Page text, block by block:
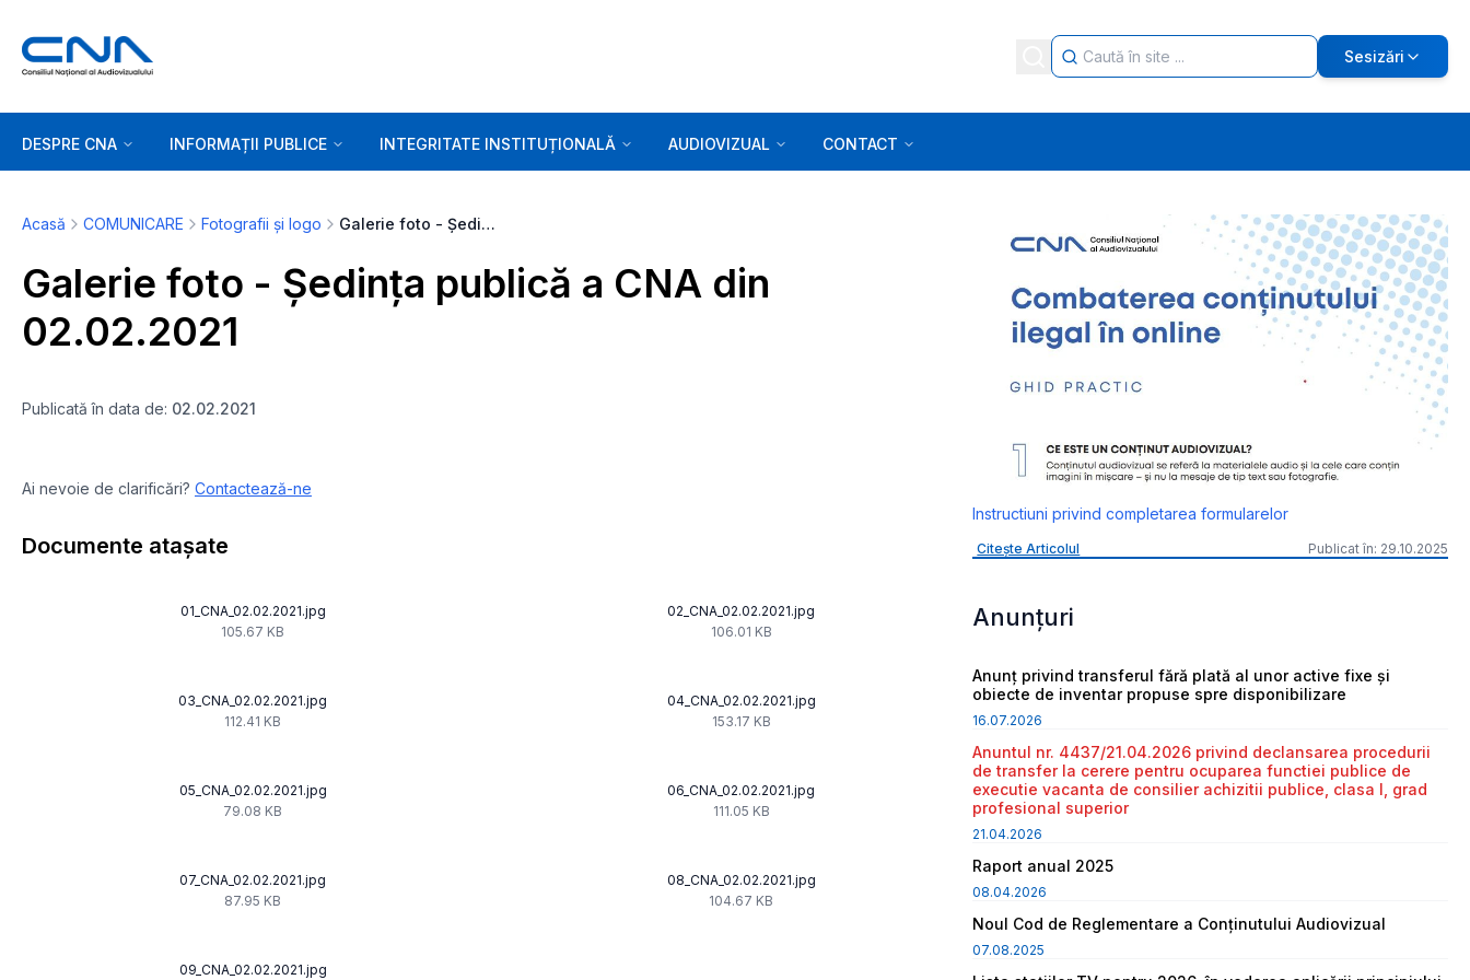
Sesizări
DESPRE CNA INFORMAȚII PUBLICE INTEGRITATE INSTITUȚIONALĂ AUDIOVIZUAL CONTACT
Acasă COMUNICARE Fotografii și logo Galerie foto - Ședința publică a CNA din 02.02.2021
Galerie foto - Ședința publică a CNA din
02.02.2021
Publicată în data de: 02.02.2021
Ai nevoie de clarificări? Contactează-ne
Documente atașate
01_CNA_02.02.2021.jpg
105.67 KB
02_CNA_02.02.2021.jpg
106.01 KB
03_CNA_02.02.2021.jpg
112.41 KB
04_CNA_02.02.2021.jpg
153.17 KB
05_CNA_02.02.2021.jpg
79.08 KB
06_CNA_02.02.2021.jpg
111.05 KB
07_CNA_02.02.2021.jpg
87.95 KB
08_CNA_02.02.2021.jpg
104.67 KB
09_CNA_02.02.2021.jpg
Instructiuni privind completarea formularelor
Citește Articolul Publicat în: 29.10.2025
Anunțuri
Anunț privind transferul fără plată al unor active fixe și
obiecte de inventar propuse spre disponibilizare
16.07.2026
Anuntul nr. 4437/21.04.2026 privind declansarea procedurii
de transfer la cerere pentru ocuparea functiei publice de
executie vacanta de consilier achizitii publice, clasa I, grad
profesional superior
21.04.2026
Raport anual 2025
08.04.2026
Noul Cod de Reglementare a Conținutului Audiovizual
07.08.2025